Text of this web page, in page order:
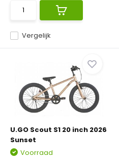
Vergelijk
U.GO Scout S1 20 inch 2026
Sunset
Voorraad